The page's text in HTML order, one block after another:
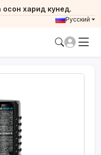
харид кунед.
Русский